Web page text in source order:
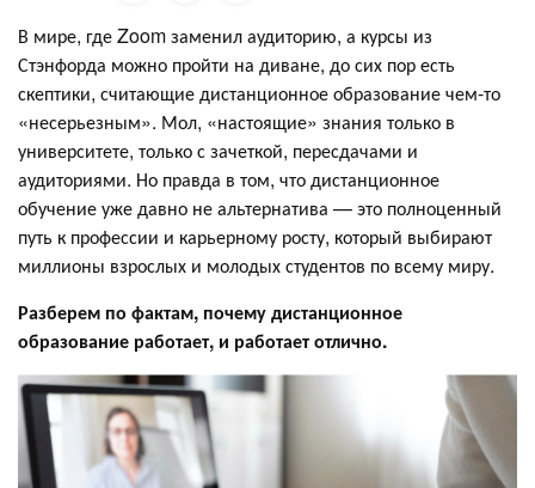
В мире, где Zoom заменил аудиторию, а курсы из
Стэнфорда можно пройти на диване, до сих пор есть
скептики, считающие дистанционное образование чем-то
«несерьезным». Мол, «настоящие» знания только в
университете, только с зачеткой, пересдачами и
аудиториями. Но правда в том, что дистанционное
обучение уже давно не альтернатива — это полноценный
путь к профессии и карьерному росту, который выбирают
миллионы взрослых и молодых студентов по всему миру.
Разберем по фактам, почему дистанционное
образование работает, и работает отлично.